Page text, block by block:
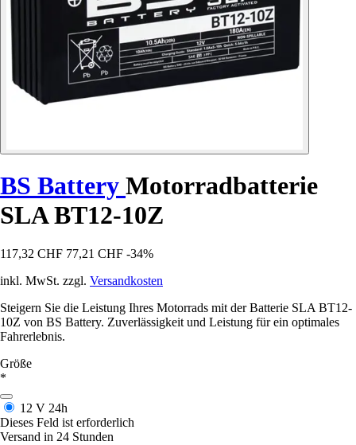
BS Battery Motorradbatterie
SLA BT12-10Z
117,32 CHF 77,21 CHF -34%
inkl. MwSt. zzgl. Versandkosten
Steigern Sie die Leistung Ihres Motorrads mit der Batterie SLA BT12-
10Z von BS Battery. Zuverlässigkeit und Leistung für ein optimales
Fahrerlebnis.
Größe
*
12 V 24h
Dieses Feld ist erforderlich
Versand in 24 Stunden